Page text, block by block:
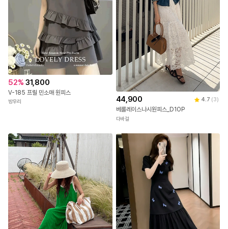
52% 31,800
V-185 프릴 민소매 원피스
방우리 44,900 4.7 (3)
베롤레이스나시원피스_D1OP
다바걸